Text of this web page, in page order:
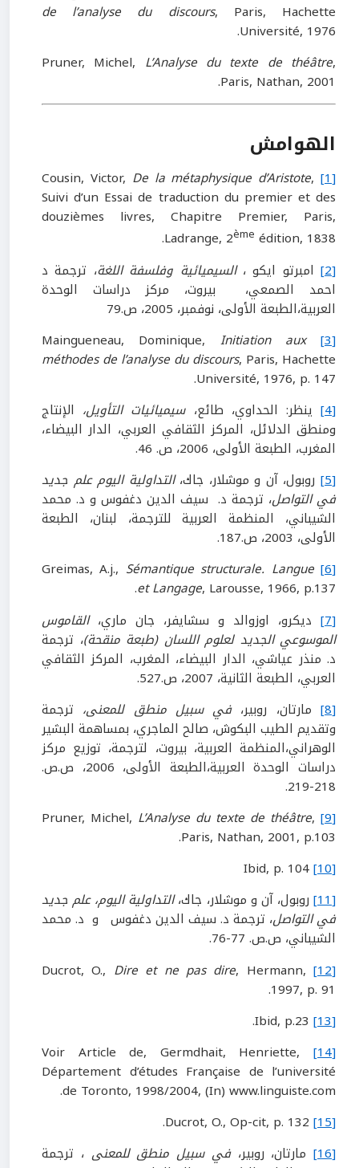
de l’analyse du discours, Paris, Hachette
Université, 1976.
Pruner, Michel, L’Analyse du texte de théâtre,
Paris, Nathan, 2001.
الهوامش
[1]
Cousin, Victor,
De la métaphysique d’Aristote,
Suivi d’un Essai de traduction du premier et des
douzièmes livres, Chapitre Premier, Paris,
Ladrange, 2ème édition, 1838.
[2]
امبرتو ايكو ،السيميائية وفلسفة اللغة، ترجمة د
احمد الصمعي، بيروت، مركز دراسات الوحدة
العربية،الطبعة الأولى، نوفمبر، 2005، ص.79
[3]
Maingueneau, Dominique,
Initiation aux
méthodes de l’analyse du discours, Paris, Hachette
Université, 1976, p. 147.
[4] ينظر: الحداوي، طائع،سيميائيات التأويل، الإنتاج
ومنطق الدلائل، المركز الثقافي العربي، الدار البيضاء،
المغرب، الطبعة الأولى، 2006، ص. 46.
[5] روبول، آن و موشلار، جاك،التداولية اليوم علم جديد
في التواصل، ترجمة د. سيف الدين دغفوس و د. محمد
الشيباني، المنظمة العربية للترجمة، لبنان، الطبعة
الأولى، 2003، ص.187.
[6]
Greimas, A.j.,
Sémantique structurale. Langue
et Langage, Larousse, 1966, p.137.
[7]
ديكرو، اوزوالد و سشايفر، جان ماري،القاموس
الموسوعي الجديد لعلوم اللسان (طبعة منقحة)، ترجمة
د. منذر عياشي، الدار البيضاء، المغرب، المركز الثقافي
العربي، الطبعة الثانية، 2007، ص.527.
[8] مارتان، روبير،في سبيل منطق للمعنى، ترجمة
وتقديم الطيب البكوش، صالح الماجري، بمساهمة البشير
الوهراني،المنظمة العربية، بيروت، لترجمة، توزيع مركز
دراسات الوحدة العربية،الطبعة الأولى، 2006، ص.ص.
218-219.
[9]
L’Analyse du texte de théâtre,
Paris, Nathan, 2001, p.103.
[10]
[11]
روبول، آن و موشلار، جاك،التداولية اليوم، علم جديد
في التواصل، ترجمة د. سيف الدين دغفوس و د. محمد
الشيباني، ص.ص. 77-76.
[12]
Dire et ne pas dire, Hermann,
1997, p. 91.
[13]
[14]
Voir Article de, Germdhait, Henriette,
Département d’études Française de l’université
de Toronto, 1998/2004, (In) www.linguiste.com.
[15]
[16]
مارتان، روبير،في سبيل منطق للمعنى ، ترجمة